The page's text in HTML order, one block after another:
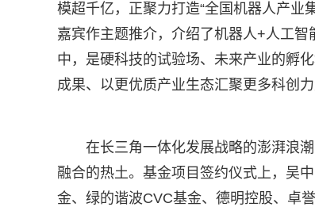
模超千亿，正聚力打造“全国机器人产业
嘉宾作主题推介，介绍了机器人+人工
中，是硬科技的试验场、未来产业的孵
成果、以更优质产业生态汇聚更多科创力
在长三角一体化发展战略的澎湃浪
融合的热土。基金项目签约仪式上，吴
金、绿的谐波CVC基金、德明控股、卓